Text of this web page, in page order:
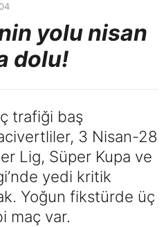
yolu nisan
dolu!
trafiği baş
3 Nisan-28
Lig, Süper Kupa ve
yedi kritik
Yoğun fikstürde üç
maç var.